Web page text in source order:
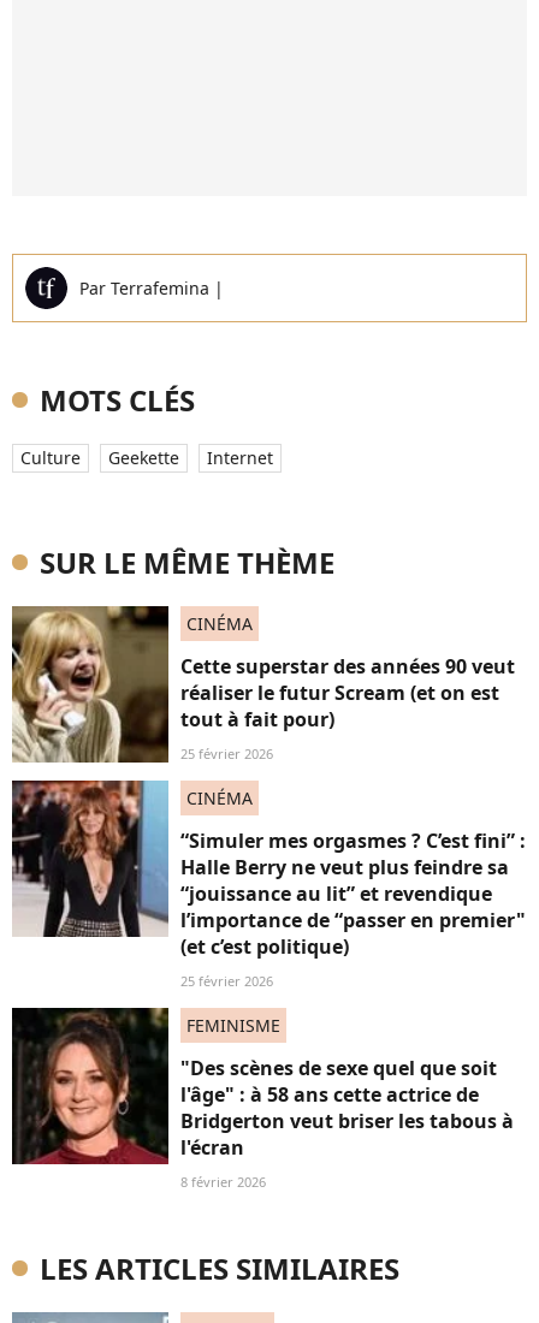
Par Terrafemina |
MOTS CLÉS
Culture Geekette Internet
SUR LE MÊME THÈME
CINÉMA
Cette superstar des années 90 veut
réaliser le futur Scream (et on est
tout à fait pour)
25 février 2026
CINÉMA
“Simuler mes orgasmes ? C’est fini” :
Halle Berry ne veut plus feindre sa
“jouissance au lit” et revendique
l’importance de “passer en premier"
(et c’est politique)
25 février 2026
FEMINISME
"Des scènes de sexe quel que soit
l'âge" : à 58 ans cette actrice de
Bridgerton veut briser les tabous à
l'écran
8 février 2026
LES ARTICLES SIMILAIRES